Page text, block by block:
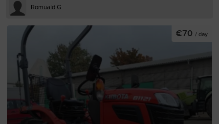
Romuald G
€70 / day